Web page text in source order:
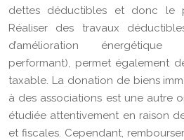
dettes déductibles et donc le
Réaliser des travaux
d’amélioration énergétique
performant), permet également
taxable. La donation de biens
à des associations est une autre
étudiée attentivement en raison
et fiscales. Cependant,